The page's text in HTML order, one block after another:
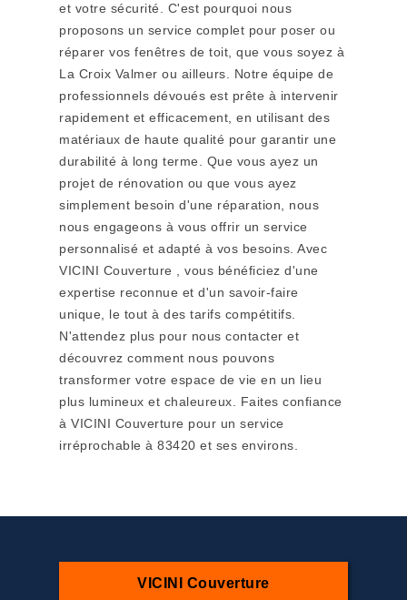
et votre sécurité. C'est pourquoi nous
proposons un service complet pour poser ou
réparer vos fenêtres de toit, que vous soyez à
La Croix Valmer ou ailleurs. Notre équipe de
professionnels dévoués est prête à intervenir
rapidement et efficacement, en utilisant des
matériaux de haute qualité pour garantir une
durabilité à long terme. Que vous ayez un
projet de rénovation ou que vous ayez
simplement besoin d'une réparation, nous
nous engageons à vous offrir un service
personnalisé et adapté à vos besoins. Avec
VICINI Couverture , vous bénéficiez d'une
expertise reconnue et d'un savoir-faire
unique, le tout à des tarifs compétitifs.
N'attendez plus pour nous contacter et
découvrez comment nous pouvons
transformer votre espace de vie en un lieu
plus lumineux et chaleureux. Faites confiance
à VICINI Couverture pour un service
irréprochable à 83420 et ses environs.
VICINI Couverture